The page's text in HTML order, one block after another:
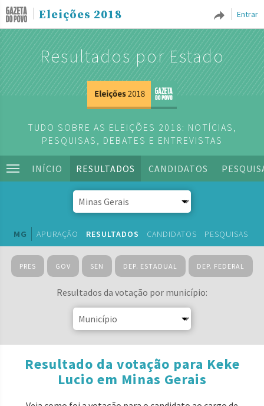
Entrar
Eleições 2018
Resultados por Estado
TUDO SOBRE AS ELEIÇÕES 2018: NOTÍCIAS,
PESQUISAS, DEBATES E ENTREVISTAS
INÍCIO RESULTADOS CANDIDATOS
MG APURAÇÃO RESULTADOS CANDIDATOS PESQUISAS
PRES GOV SEN DEP. ESTADUAL DEP. FEDERAL
Resultados da votação por município:
Resultado da votação para Keke
Lucio em Minas Gerais